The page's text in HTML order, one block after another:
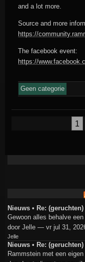
and a lot more.
Source and more
https://
The facebook event:
https://
Geen categorie
1
Nieuws • Re:
Gewoon alles behalve
door Jelle — vr jul 31,
Jelle
Nieuws • Re:
Rammstein met een